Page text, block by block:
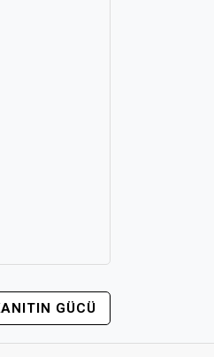
GÜCÜ